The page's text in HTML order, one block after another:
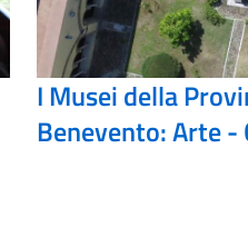
I Musei della
Benevento: Arte